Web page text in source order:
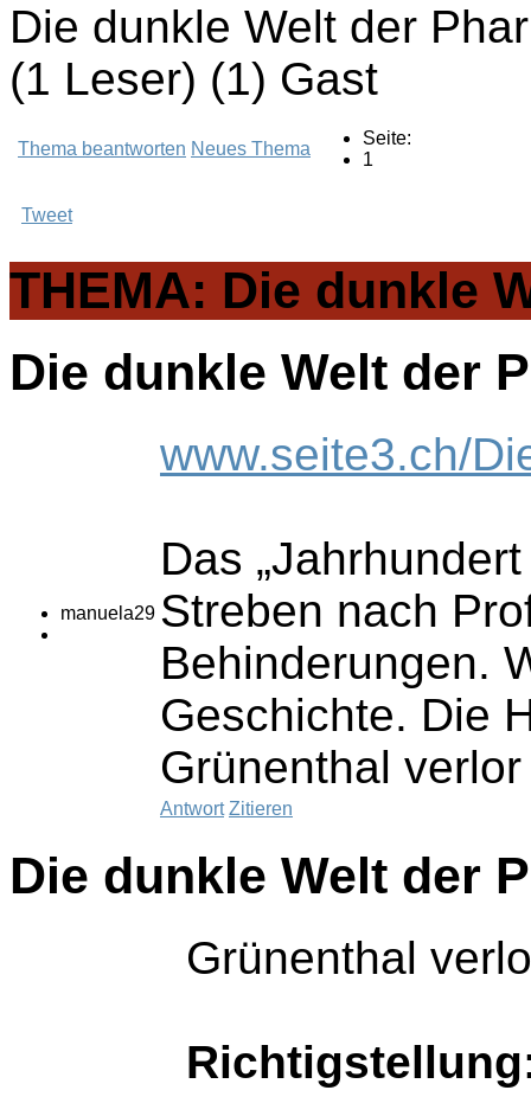
Die dunkle Welt der
(1 Leser) (1) Gast
Thema beantworten Neues Thema
Seite:
1
Tweet
THEMA: Die dunkle
Die dunkle Welt der
manuela29
www.seite3.ch/
Das
Streben nach
Behinderungen.
Geschichte. Die
Grünenthal
Antwort Zitieren
Die dunkle Welt der
Grünenthal